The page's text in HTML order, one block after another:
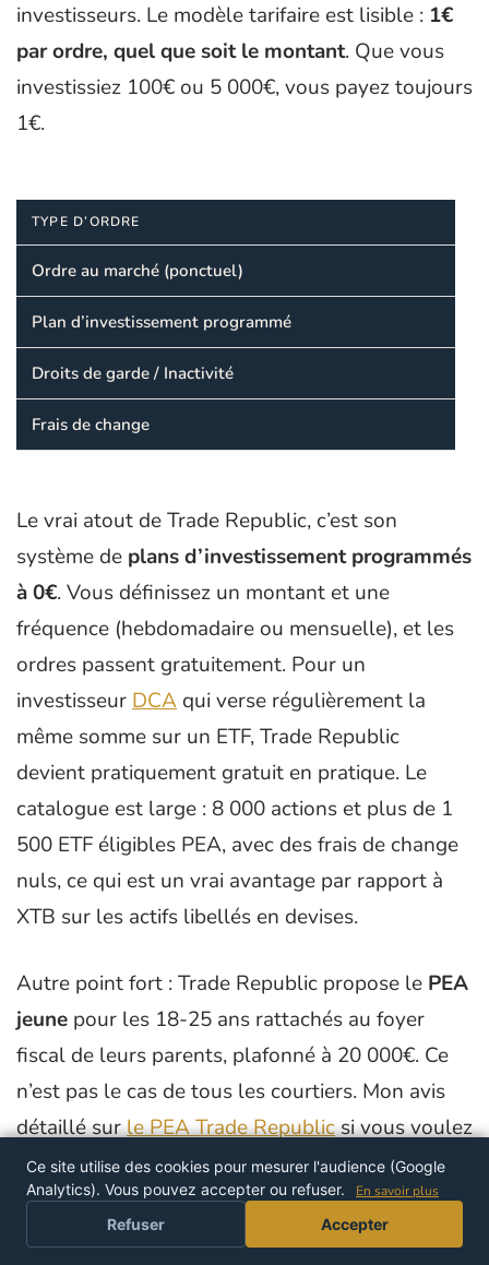
investisseurs. Le modèle tarifaire est lisible : 1€
par ordre, quel que soit le montant. Que vous
investissiez 100€ ou 5 000€, vous payez toujours
1€.
TYPE D’ORDRE
Ordre au marché (ponctuel)
Plan d’investissement programmé
Droits de garde / Inactivité
Frais de change
Le vrai atout de Trade Republic, c’est son
système de plans d’investissement programmés
à 0€. Vous définissez un montant et une
fréquence (hebdomadaire ou mensuelle), et les
ordres passent gratuitement. Pour un
investisseur DCA qui verse régulièrement la
même somme sur un ETF, Trade Republic
devient pratiquement gratuit en pratique. Le
catalogue est large : 8 000 actions et plus de 1
500 ETF éligibles PEA, avec des frais de change
nuls, ce qui est un vrai avantage par rapport à
XTB sur les actifs libellés en devises.
Autre point fort : Trade Republic propose le PEA
jeune pour les 18-25 ans rattachés au foyer
fiscal de leurs parents, plafonné à 20 000€. Ce
n’est pas le cas de tous les courtiers. Mon avis
détaillé surle PEA Trade Republicsi vous voulez
creuser le sujet.
Ce site utilise des cookies pour mesurer l'audience (Google
Analytics). Vous pouvez accepter ou refuser.
En savoir plus
Refuser Accepter